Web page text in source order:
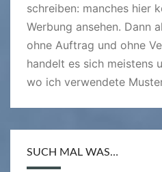
schreiben: manches hier
Werbung ansehen. Dann
ohne Auftrag und ohne
handelt es sich meistens
wo ich verwendete
SUCH MAL WAS…